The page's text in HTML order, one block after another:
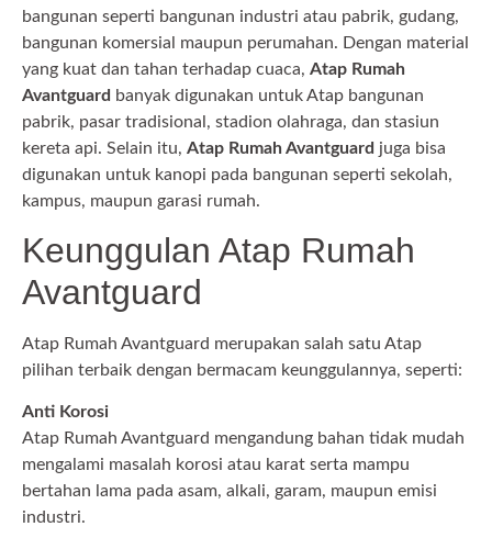
bangunan seperti bangunan industri atau pabrik, gudang,
bangunan komersial maupun perumahan. Dengan material
yang kuat dan tahan terhadap cuaca, Atap Rumah
Avantguard banyak digunakan untuk Atap bangunan
pabrik, pasar tradisional, stadion olahraga, dan stasiun
kereta api. Selain itu, Atap Rumah Avantguard juga bisa
digunakan untuk kanopi pada bangunan seperti sekolah,
kampus, maupun garasi rumah.
Keunggulan Atap Rumah
Avantguard
Atap Rumah Avantguard merupakan salah satu Atap
pilihan terbaik dengan bermacam keunggulannya, seperti:
Anti Korosi
Atap Rumah Avantguard mengandung bahan tidak mudah
mengalami masalah korosi atau karat serta mampu
bertahan lama pada asam, alkali, garam, maupun emisi
industri.